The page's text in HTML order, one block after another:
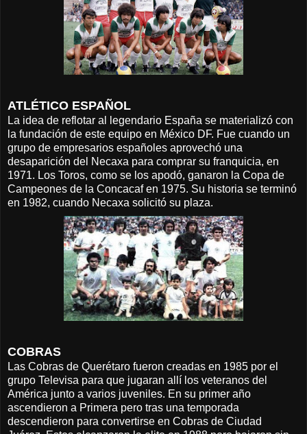
ATLÉTICO ESPAÑOL
La idea de reflotar al legendario España se materializó con
la fundación de este equipo en México DF. Fue cuando un
grupo de empresarios españoles aprovechó una
desaparición del Necaxa para comprar su franquicia, en
1971. Los Toros, como se los apodó, ganaron la Copa de
Campeones de la Concacaf en 1975. Su historia se terminó
en 1982, cuando Necaxa solicitó su plaza.
COBRAS
Las Cobras de Querétaro fueron creadas en 1985 por el
grupo Televisa para que jugaran allí los veteranos del
América junto a varios juveniles. En su primer año
ascendieron a Primera pero tras una temporada
descendieron para convertirse en Cobras de Ciudad